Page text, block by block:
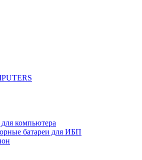
компьютера
батареи для ИБП